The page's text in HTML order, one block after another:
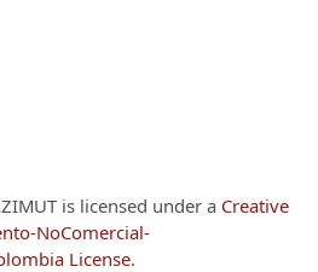
is licensed under a Creative
NoComercial-
License.